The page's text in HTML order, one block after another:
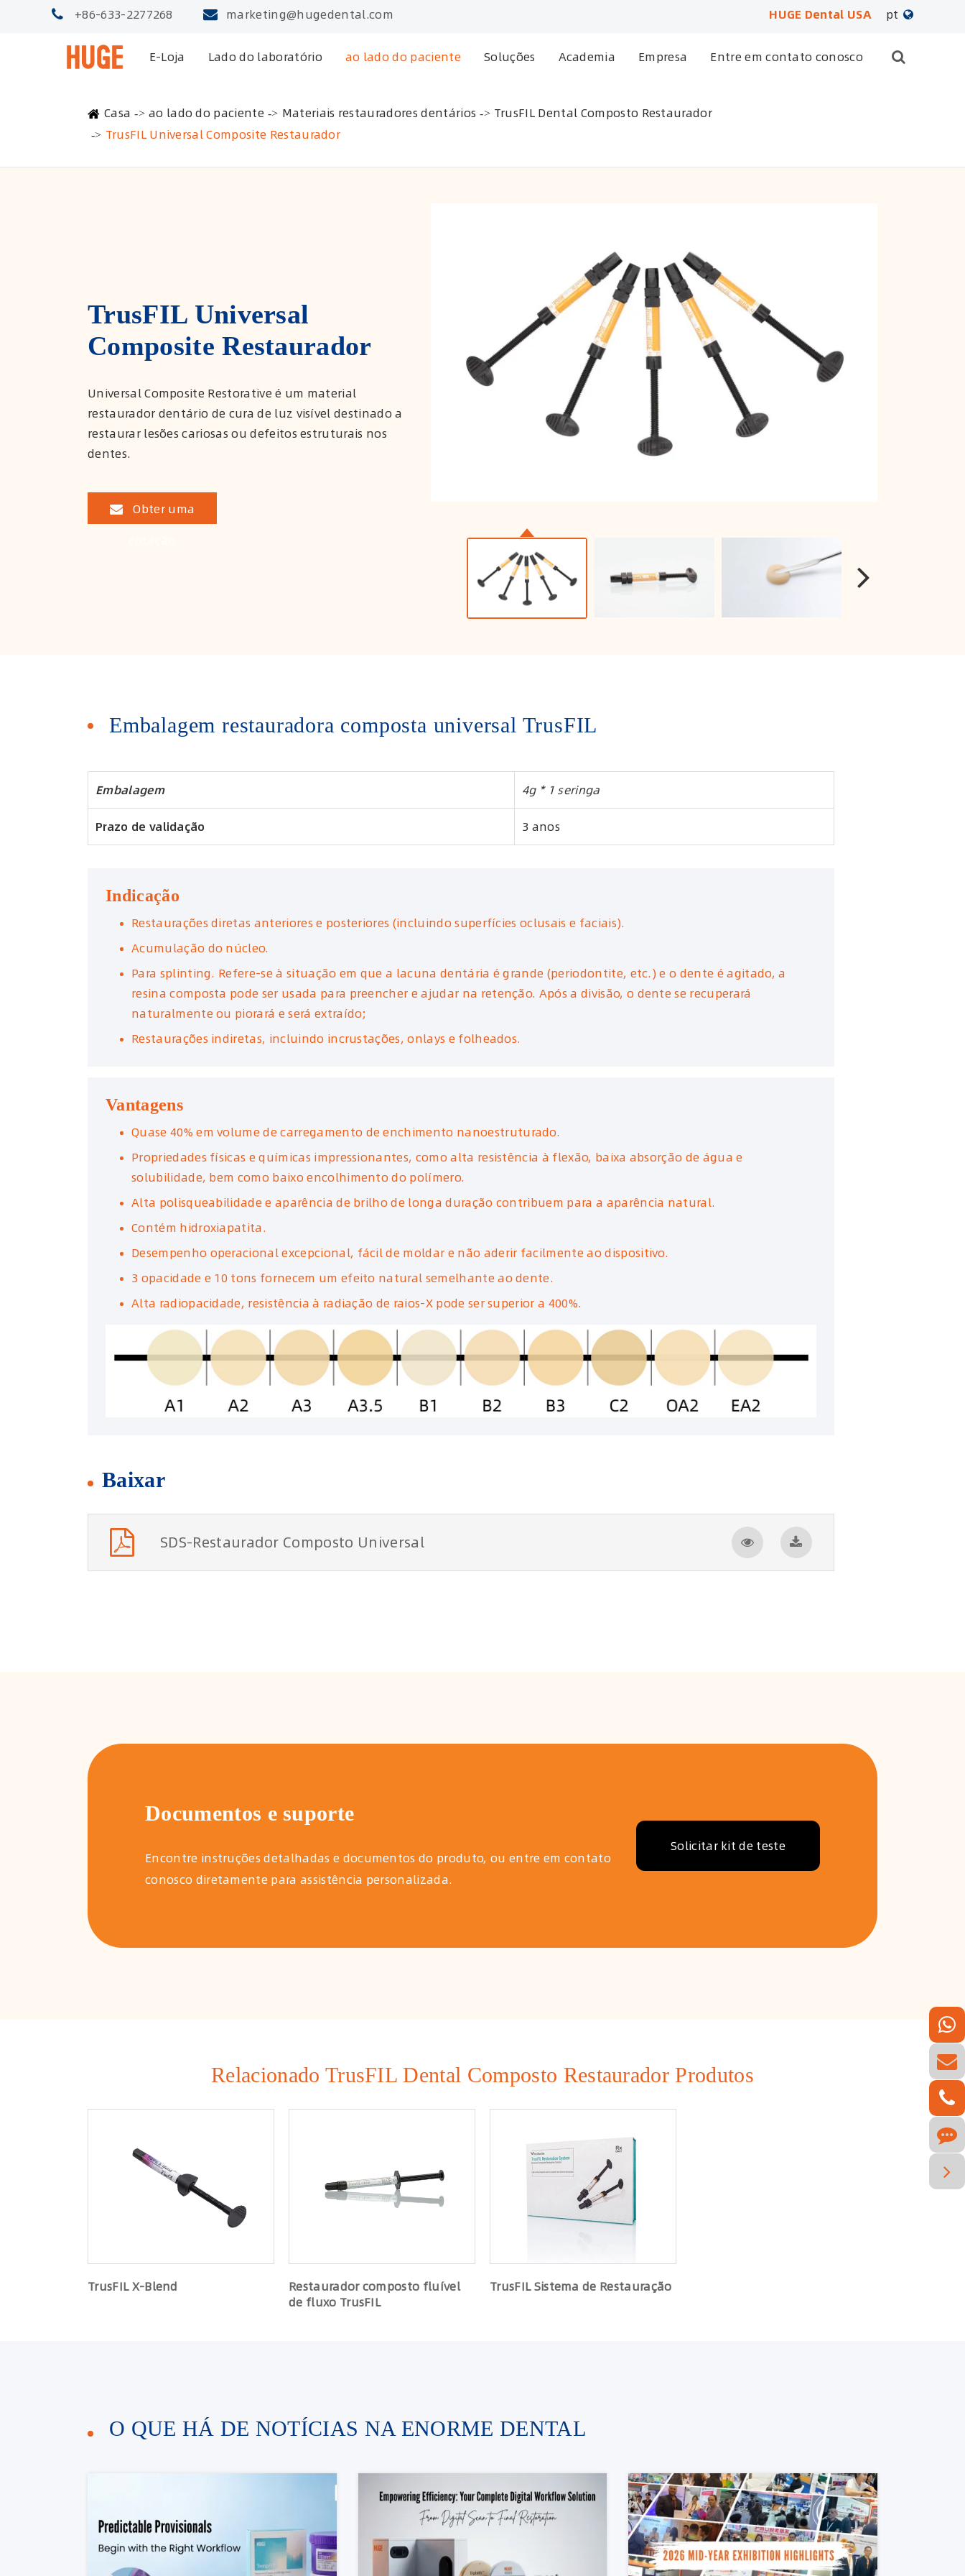
+86-633-2277268 marketing@hugedental.com HUGE Dental USA
pt
E-Loja Lado do laboratório ao lado do paciente Soluções Academia Empresa Entre em contato conosco
Casa ao lado do paciente Materiais restauradores dentários
TrusFIL Dental Composto Restaurador
TrusFIL Universal Composite Restaurador
TrusFIL Universal
Composite Restaurador
Universal Composite Restorative é um material
restaurador dentário de cura de luz visível destinado a
restaurar lesões cariosas ou defeitos estruturais nos
dentes.
Obter uma
Embalagem restauradora composta universal TrusFIL
Embalagem 4g * 1 seringa
Prazo de validação 3 anos
Indicação
Restaurações diretas anteriores e posteriores (incluindo superfícies oclusais e faciais).
Acumulação do núcleo.
Para splinting. Refere-se à situação em que a lacuna dentária é grande (periodontite, etc.) e o dente é agitado, a
resina composta pode ser usada para preencher e ajudar na retenção. Após a divisão, o dente se recuperará
naturalmente ou piorará e será extraído;
Restaurações indiretas, incluindo incrustações, onlays e folheados.
Vantagens
Quase 40% em volume de carregamento de enchimento nanoestruturado.
Propriedades físicas e químicas impressionantes, como alta resistência à flexão, baixa absorção de água e
solubilidade, bem como baixo encolhimento do polímero.
Alta polisqueabilidade e aparência de brilho de longa duração contribuem para a aparência natural.
Contém hidroxiapatita.
Desempenho operacional excepcional, fácil de moldar e não aderir facilmente ao dispositivo.
3 opacidade e 10 tons fornecem um efeito natural semelhante ao dente.
Alta radiopacidade, resistência à radiação de raios-X pode ser superior a 400%.
Baixar
SDS-Restaurador Composto Universal
Documentos e suporte
Encontre instruções detalhadas e documentos do produto, ou entre em contato
conosco diretamente para assistência personalizada.
Solicitar kit de teste
Relacionado TrusFIL Dental Composto Restaurador Produtos
TrusFIL X-Blend
Restaurador composto fluível
de fluxo TrusFIL
TrusFIL Sistema de Restauração
O QUE HÁ DE NOTÍCIAS NA ENORME DENTAL